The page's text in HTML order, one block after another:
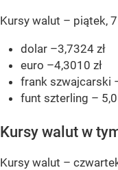
Kursy walut – piątek,
dolar –3,7324 zł
euro –4,3010 zł
frank szwajcarski
funt szterling –
Kursy walut w
Kursy walut –